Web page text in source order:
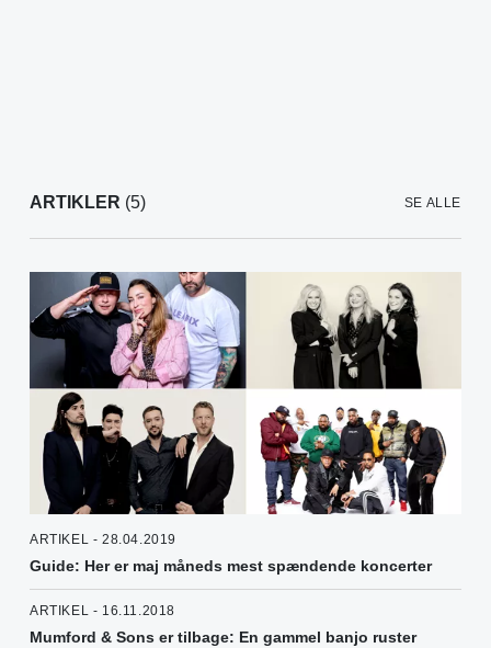
ARTIKLER (5) SE ALLE
ARTIKEL - 28.04.2019
Guide: Her er maj måneds mest spændende koncerter
ARTIKEL - 16.11.2018
Mumford & Sons er tilbage: En gammel banjo ruster